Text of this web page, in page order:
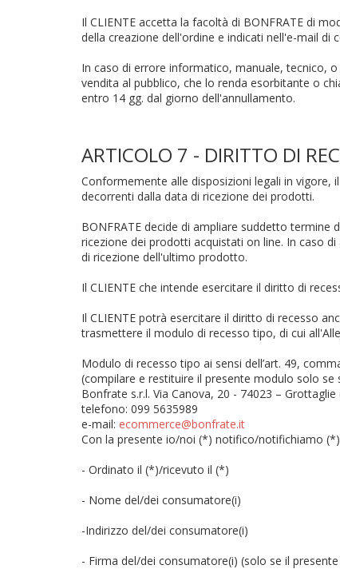
Il CLIENTE accetta la facoltà di BONFRATE di
della creazione dell'ordine e indicati nell'e-mail di
In caso di errore informatico, manuale, tecnico,
vendita al pubblico, che lo renda esorbitante o
entro 14 gg. dal giorno dell'annullamento.
ARTICOLO 7 - DIRITTO DI
Conformemente alle disposizioni legali in vigore,
decorrenti dalla data di ricezione dei prodotti.
BONFRATE decide di ampliare suddetto termine
ricezione dei prodotti acquistati on line. In caso
di ricezione dell'ultimo prodotto.
Il CLIENTE che intende esercitare il diritto di
Il CLIENTE potrà esercitare il diritto di recesso
trasmettere il modulo di recesso tipo, di cui
Modulo di recesso tipo ai sensi dell’art. 49,
(compilare e restituire il presente modulo solo
Bonfrate s.r.l. Via Canova, 20 - 74023 – Grottaglie
telefono: 099 5635989
e-mail: ecommerce@bonfrate.it
Con la presente io/noi (*) notifico/notifichiamo
- Ordinato il (*)/ricevuto il (*)
- Nome del/dei consumatore(i)
-Indirizzo del/dei consumatore(i)
- Firma del/dei consumatore(i) (solo se il